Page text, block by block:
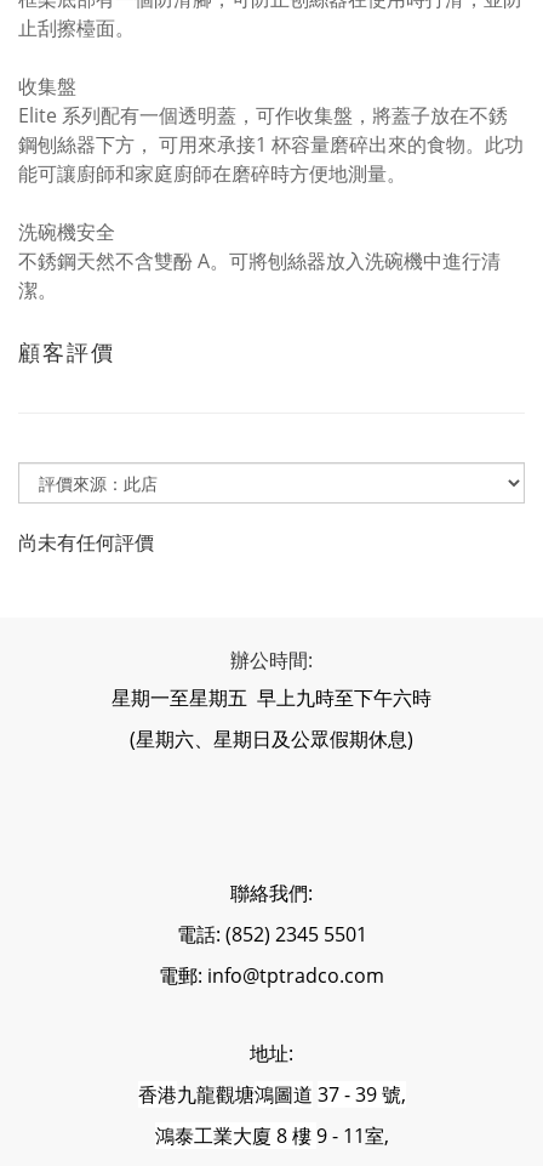
止刮擦檯面。
收集盤
Elite 系列配有一個透明蓋，可作收集盤，將蓋子放在不銹
鋼刨絲器下方， 可用來承接1 杯容量磨碎出來的食物。此功
能可讓廚師和家庭廚師在磨碎時方便地測量。
洗碗機安全
不銹鋼天然不含雙酚 A。可將刨絲器放入洗碗機中進行清
潔。
顧客評價
尚未有任何評價
辦公時間:
星期一至星期五 早上九時至下午六時
(星期六、星期日及公眾假期休息)
聯絡我們:
電話: (852) 2345 5501
電郵: info@tptradco.com
地址:
香港九龍觀塘鴻圖道 37 - 39 號,
鴻泰工業大廈 8 樓9 - 11室,